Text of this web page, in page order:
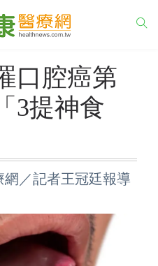
口腔癌第
3提神食
／記者王冠廷報導